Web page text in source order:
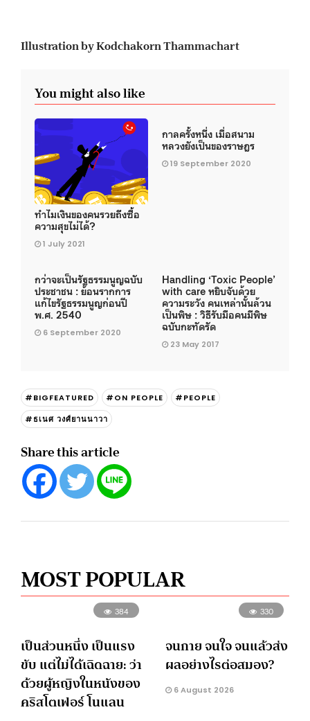
Illustration by Kodchakorn Thammachart
You might also like
ทำไมเงินของคนรวยถึงซื้อ
ความสุขไม่ได้?
1 July 2021
กาลครั้งหนึ่ง เมื่อสนาม
หลวงยังเป็นของราษฎร
19 September 2020
กว่าจะเป็นรัฐธรรมนูญฉบับ
ประชาชน : ย้อนรากการ
แก้ไขรัฐธรรมนูญก่อนปี
พ.ศ. 2540
6 September 2020
Handling ‘Toxic People’
with care หยิบจับด้วย
ความระวัง คนเหล่านั้นล้วน
เป็นพิษ : วิธีรับมือคนมีพิษ
ฉบับกะทัดรัด
23 May 2017
#BIGFEATURED #ON PEOPLE
#PEOPLE
#ธเนศ วงศ์ยานนาวา
Share this article
MOST POPULAR
384
เป็นส่วนหนึ่ง เป็นแรง
ขับ แต่ไม่ได้เฉิดฉาย: ว่า
ด้วยผู้หญิงในหนังของ
คริสโตเฟอร์ โนแลน
330
จนกาย จนใจ จนแล้วส่ง
ผลอย่างไรต่อสมอง?
6 August 2026